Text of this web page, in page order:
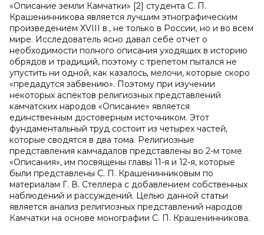
«Описание земли Камчатки» [2] студента С. П.
Крашенинникова является лучшим этнографическим
произведением XVIII в., не только в России, но и во всем
мире. Исследователь ясно давал себе отчет о
необходимости полного описания уходящих в историю
обрядов и традиций, поэтому с трепетом пытался не
упустить ни одной, как казалось, мелочи, которые скоро
«предадутся забвению». Поэтому при изучении
некоторых аспектов религиозных представлений
камчатских народов «Описание» является
единственным достоверным источником. Этот
фундаментальный труд состоит из четырех частей,
которые сводятся в два тома. Религиозные
представления камчадалов представлены во 2-м томе
«Описания», им посвящены главы 11-я и 12-я, которые
были представлены С. П. Крашенинниковым по
материалам Г. В. Стеллера с добавлением собственных
наблюдений и рассуждений. Целью данной статьи
является анализ религиозных представлений народов
Камчатки на основе монографии С. П. Крашенинникова.